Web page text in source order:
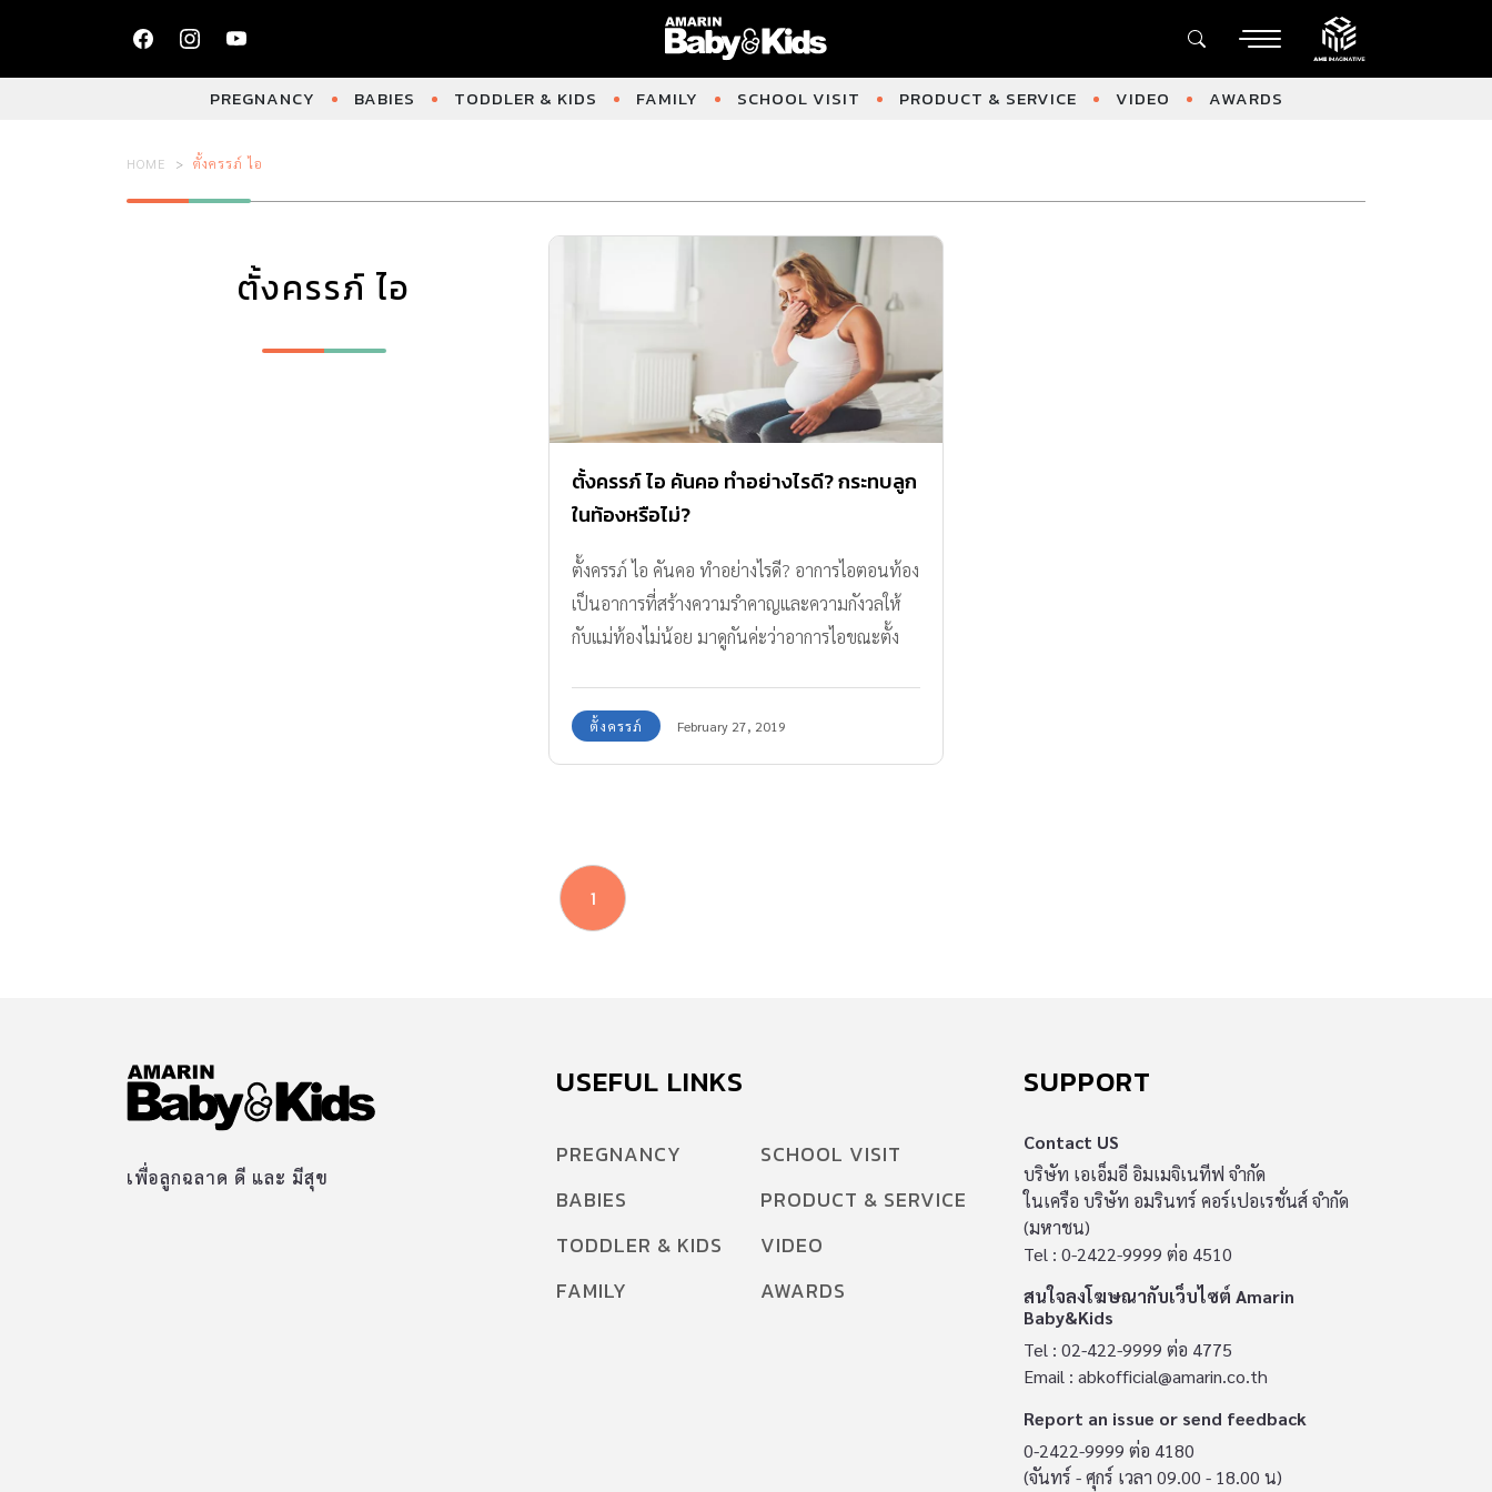
PREGNANCY BABIES TODDLER & KIDS FAMILY SCHOOL VISIT PRODUCT & SERVICE VIDEO AWARDS
HOME ตั้งครรภ์ ไอ
ตั้งครรภ์ ไอ
ตั้งครรภ์ ไอ คันคอ ทำอย่างไรดี? กระทบลูก
ในท้องหรือไม่?
ตั้งครรภ์ ไอ คันคอ ทำอย่างไรดี? อาการไอตอนท้อง
เป็นอาการที่สร้างความรำคาญและความกังวลให้
กับแม่ท้องไม่น้อย มาดูกันค่ะว่าอาการไอขณะตั้ง
ตั้งครรภ์ February 27, 2019
1
เพื่อลูกฉลาด ดี และ มีสุข
USEFUL LINKS
PREGNANCY
BABIES
TODDLER & KIDS
FAMILY
SCHOOL VISIT
PRODUCT & SERVICE
VIDEO
AWARDS
SUPPORT
Contact US
บริษัท เอเอ็มอี อิมเมจิเนทีฟ จำกัด
ในเครือ บริษัท อมรินทร์ คอร์เปอเรชั่นส์ จำกัด
(มหาชน)
Tel : 0-2422-9999 ต่อ 4510
สนใจลงโฆษณากับเว็บไซต์ Amarin
Baby&Kids
Tel : 02-422-9999 ต่อ 4775
Email : abkofficial@amarin.co.th
Report an issue or send feedback
0-2422-9999 ต่อ 4180
(จันทร์ - ศุกร์ เวลา 09.00 - 18.00 น)